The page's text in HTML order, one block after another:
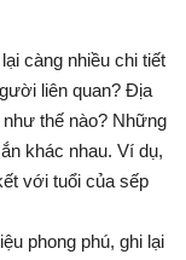
càng nhiều chi tiết
liên quan? Địa
thế nào? Những
khác nhau. Ví dụ,
với tuổi của sếp
phong phú, ghi lại